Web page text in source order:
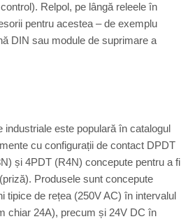
Relpol, pe lângă releele în
pentru acestea – de exemplu
DIN sau module de suprimare a
industriale este populară în catalogul
cu configurații de contact DPDT
și 4PDT (R4N) concepute pentru a fi
Produsele sunt concepute
tipice de rețea (250V AC) în intervalul
chiar 24A), precum și 24V DC în